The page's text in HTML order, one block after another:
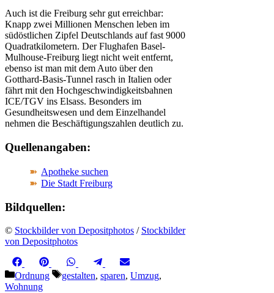
Auch ist die Freiburg sehr gut erreichbar:
Knapp zwei Millionen Menschen leben im
südöstlichen Zipfel Deutschlands auf fast 9000
Quadratkilometern. Der Flughafen Basel-
Mulhouse-Freiburg liegt nicht weit entfernt,
ebenso ist man mit dem Auto über den
Gotthard-Basis-Tunnel rasch in Italien oder
fährt mit den Hochgeschwindigkeitsbahnen
ICE/TGV ins Elsass. Besonders im
Gesundheitswesen und dem Einzelhandel
nehmen die Beschäftigungszahlen deutlich zu.
Quellenangaben:
Apotheke suchen
Die Stadt Freiburg
Bildquellen:
© Stockbilder von Depositphotos / Stockbilder
von Depositphotos
Share
on
FacebookShare
on
Pinterest Share
on
WhatsAppShare
on
TelegramShare
on
Kategorien
Ordnung Schlagwörter
gestalten, sparen, Umzug,
Wohnung